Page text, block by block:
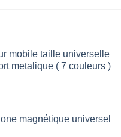
mobile taille universelle
metalique ( 7 couleurs )
magnétique universel